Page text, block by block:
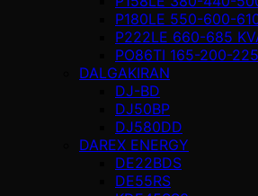
P180LE 550-600-
P222LE 660-685
PO86TI 165-200-
DALGAKIRAN
DJ-BD
DJ50BP
DJ580DD
DAREX ENERGY
DE22BDS
DE55RS